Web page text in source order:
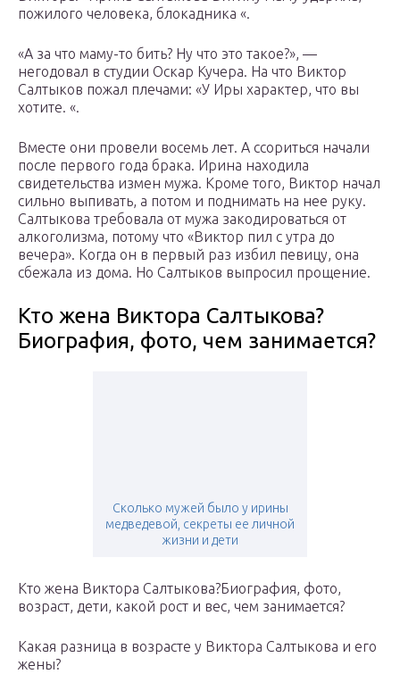
пожилого человека, блокадника «.
«А за что маму-то бить? Ну что это такое?», —
негодовал в студии Оскар Кучера. На что Виктор
Салтыков пожал плечами: «У Иры характер, что вы
хотите. «.
Вместе они провели восемь лет. А ссориться начали
после первого года брака. Ирина находила
свидетельства измен мужа. Кроме того, Виктор начал
сильно выпивать, а потом и поднимать на нее руку.
Салтыкова требовала от мужа закодироваться от
алкоголизма, потому что «Виктор пил с утра до
вечера». Когда он в первый раз избил певицу, она
сбежала из дома. Но Салтыков выпросил прощение.
Кто жена Виктора Салтыкова?
Биография, фото, чем занимается?
Сколько мужей было у ирины
медведевой, секреты ее личной
жизни и дети
Кто жена Виктора Салтыкова?Биография, фото,
возраст, дети, какой рост и вес, чем занимается?
Какая разница в возрасте у Виктора Салтыкова и его
жены?